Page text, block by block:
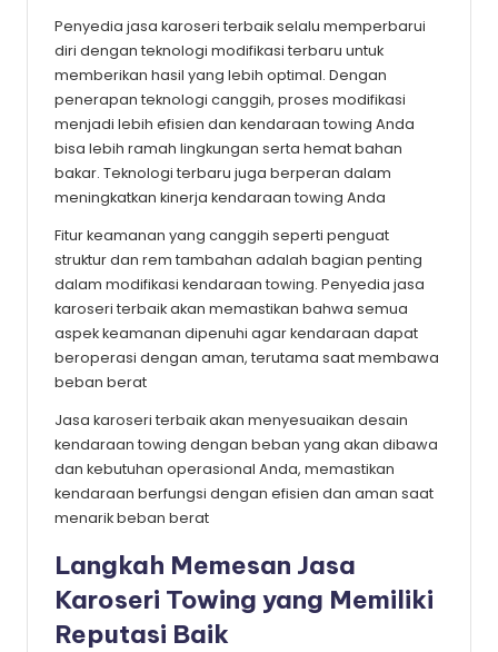
Penyedia jasa karoseri terbaik selalu memperbarui
diri dengan teknologi modifikasi terbaru untuk
memberikan hasil yang lebih optimal. Dengan
penerapan teknologi canggih, proses modifikasi
menjadi lebih efisien dan kendaraan towing Anda
bisa lebih ramah lingkungan serta hemat bahan
bakar. Teknologi terbaru juga berperan dalam
meningkatkan kinerja kendaraan towing Anda
Fitur keamanan yang canggih seperti penguat
struktur dan rem tambahan adalah bagian penting
dalam modifikasi kendaraan towing. Penyedia jasa
karoseri terbaik akan memastikan bahwa semua
aspek keamanan dipenuhi agar kendaraan dapat
beroperasi dengan aman, terutama saat membawa
beban berat
Jasa karoseri terbaik akan menyesuaikan desain
kendaraan towing dengan beban yang akan dibawa
dan kebutuhan operasional Anda, memastikan
kendaraan berfungsi dengan efisien dan aman saat
menarik beban berat
Langkah Memesan Jasa
Karoseri Towing yang Memiliki
Reputasi Baik